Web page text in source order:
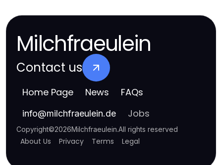
Milchfraeulein
Contact us
Home Page News FAQs
info@milchfraeulein.de Jobs
Copyright©2026Milchfraeulein.All rights reserved
About Us Privacy Terms Legal